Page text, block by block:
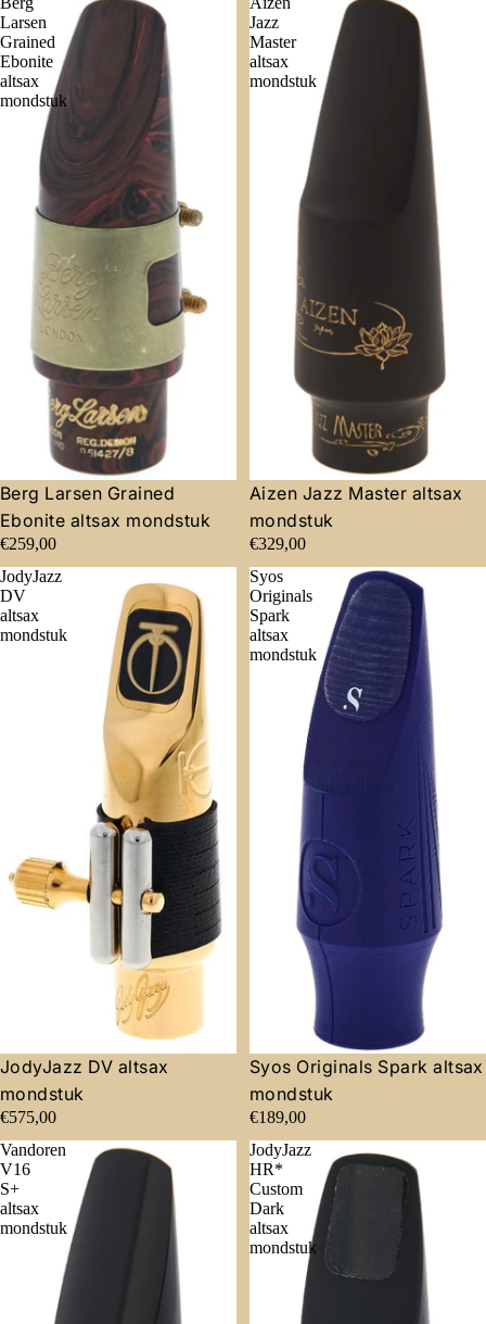
Larsen
Grained
Ebonite
altsax
mondstuk
Berg Larsen Grained
Ebonite altsax mondstuk
€259,00
Jazz
Master
altsax
mondstuk
Aizen Jazz Master altsax
mondstuk
€329,00
JodyJazz
DV
altsax
mondstuk
JodyJazz DV altsax
mondstuk
€575,00
Syos
Originals
Spark
altsax
mondstuk
Syos Originals Spark altsax
mondstuk
€189,00
Vandoren
V16
S+
altsax
mondstuk
JodyJazz
HR*
Custom
Dark
altsax
mondstuk